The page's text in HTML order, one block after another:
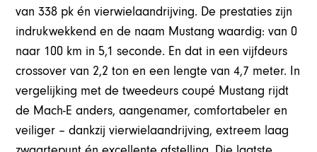
van 338 pk én vierwielaandrijving. De prestaties zijn
indrukwekkend en de naam Mustang waardig: van 0
naar 100 km in 5,1 seconde. En dat in een vijfdeurs
crossover van 2,2 ton en een lengte van 4,7 meter. In
vergelijking met de tweedeurs coupé Mustang rijdt
de Mach-E anders, aangenamer, comfortabeler en
veiliger – dankzij vierwielaandrijving, extreem laag